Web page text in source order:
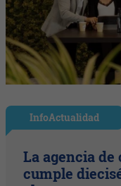
InfoActualidad
La agencia
cumple